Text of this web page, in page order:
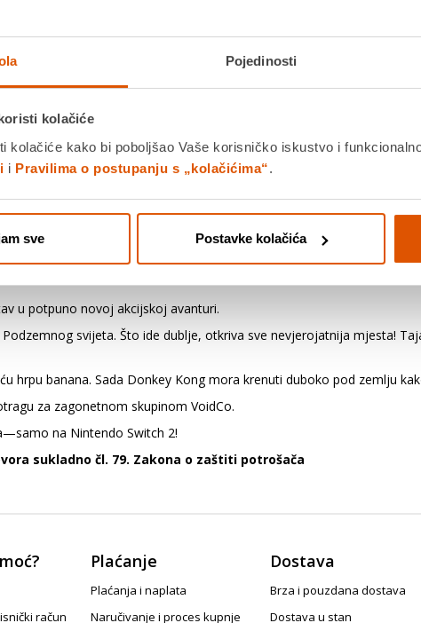
Pojedinosti
kolačiće
kolačiće kako bi poboljšao Vaše korisničko iskustvo i
i Pravilima o postupanju s „kolačićima“.
sve Postavke kolačića
Detalji proizvoda
u potpuno novoj akcijskoj avanturi.
svijeta. Što ide dublje, otkriva sve nevjerojatnija mjesta!
hrpu banana. Sada Donkey Kong mora krenuti duboko pod zemlju
za zagonetnom skupinom VoidCo.
na Nintendo Switch 2!
sukladno čl. 79. Zakona o zaštiti potrošača
račun
Plaćanje
Plaćanja i naplata
Naručivanje i proces kupnje
Dostava
Brza i pouzdana dostava
Dostava u stan